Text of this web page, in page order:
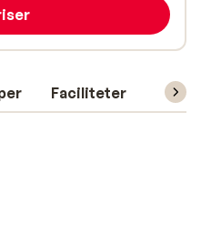
Faciliteter